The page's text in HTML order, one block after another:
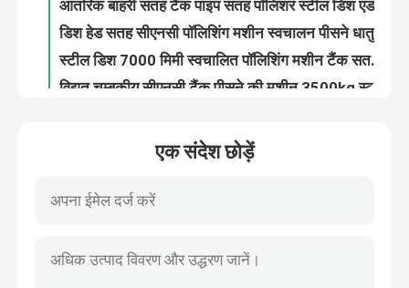
हमसे संपर्क करें
सीएनसी सतह पीसने टैंक पॉलिशिंग मशीन टैंक पोत धातु दर्पण पॉलिशिंग
1200 मिमी बार सतह स्वचालित पीसने की मशीन
एक संदेश छोड़ें